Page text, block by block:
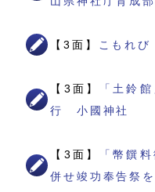
【3面】 こもれび
【3面】
「土鈴
行 小國神社
【3面】
「幣饌
併せ竣功奉告祭